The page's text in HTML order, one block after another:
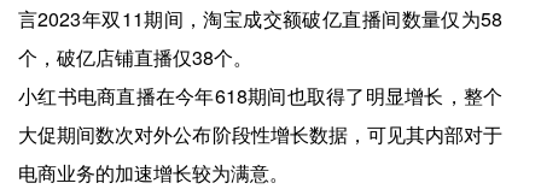
言2023年双11期间，淘宝成交额破亿直播间数量仅为58
个，破亿店铺直播仅38个。
小红书电商直播在今年618期间也取得了明显增长，整个
大促期间数次对外公布阶段性增长数据，可见其内部对于
电商业务的加速增长较为满意。